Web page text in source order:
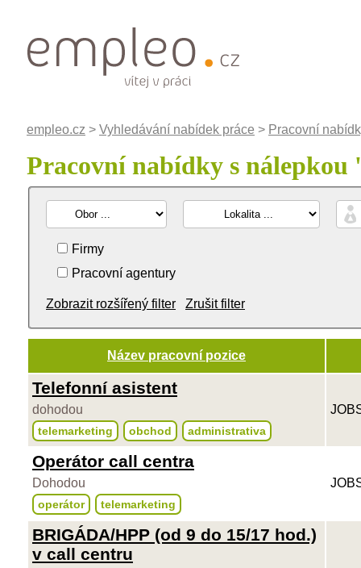
empleo.cz > Vyhledávání nabídek práce > Pracovní
Pracovní nabídky s nálepkou '
Firmy
Pracovní agentury
Zobrazit rozšířený filter Zrušit filter
Název pracovní pozice
Telefonní asistent
dohodou
telemarketing obchod administrativa
Operátor call centra
Dohodou
operátor telemarketing
BRIGÁDA/HPP (od 9 do 15/17 hod.)
v call centru